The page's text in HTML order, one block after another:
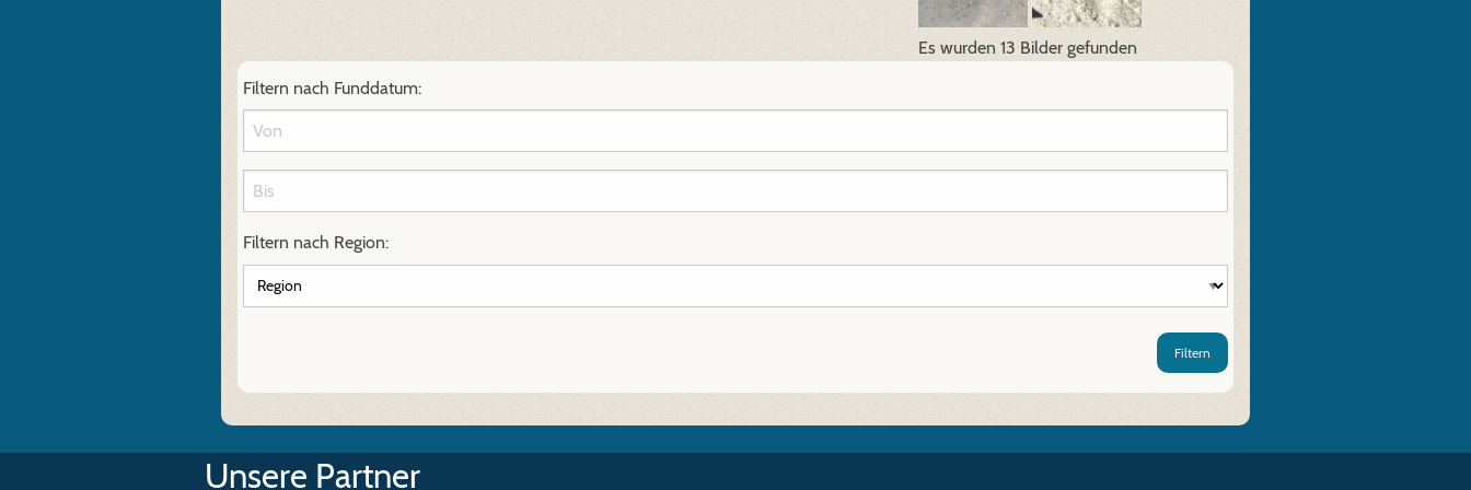
Es wurden 13 Bilder gefunden
Filtern nach Funddatum:
Filtern nach Region:
Filtern
Unsere Partner